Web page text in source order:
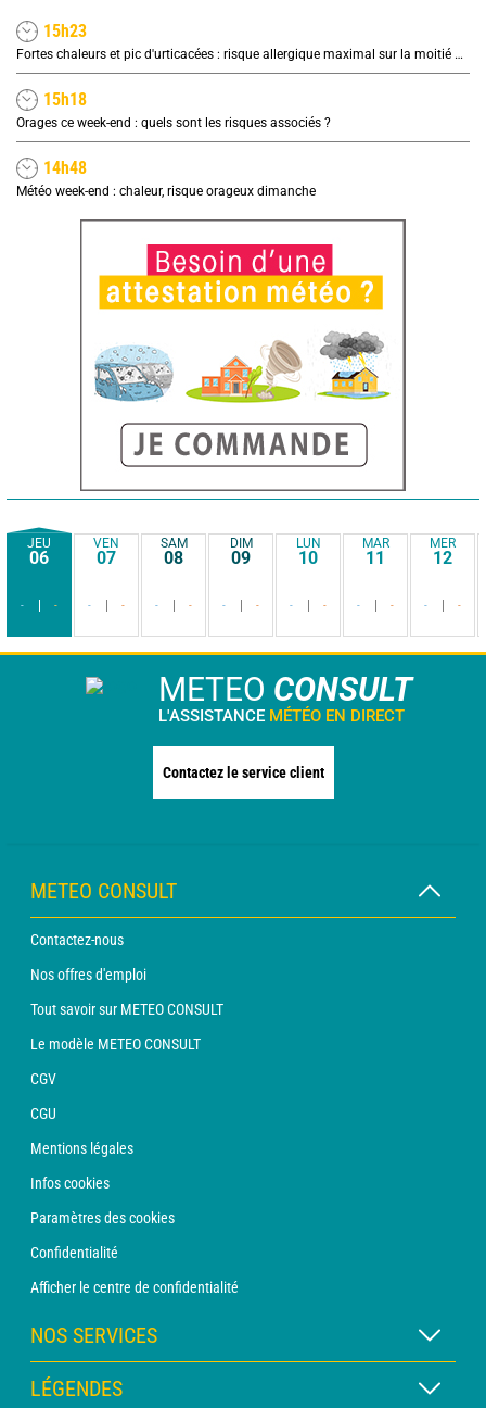
15h23
Fortes chaleurs et pic d'urticacées : risque allergique maximal sur la moitié nord ce vendredi
15h18
Orages ce week-end : quels sont les risques associés ?
14h48
Météo week-end : chaleur, risque orageux dimanche
JEU
06
- -
VEN
07
- -
SAM
08
- -
DIM
09
- -
LUN
10
- -
MAR
11
- -
MER
12
- -
METEO CONSULT
L'ASSISTANCE MÉTÉO EN DIRECT
Contactez le service client
METEO CONSULT
Contactez-nous
Nos offres d'emploi
Tout savoir sur METEO CONSULT
Le modèle METEO CONSULT
CGV
CGU
Mentions légales
Infos cookies
Paramètres des cookies
Confidentialité
Afficher le centre de confidentialité
NOS SERVICES
Abonnement METEO Xpert
LÉGENDES